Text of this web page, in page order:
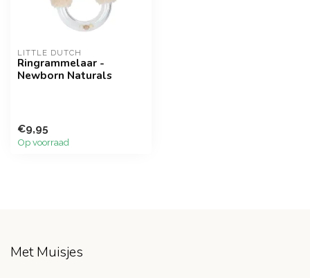
LITTLE DUTCH
Ringrammelaar -
Newborn Naturals
€9,95
Op voorraad
Met Muisjes